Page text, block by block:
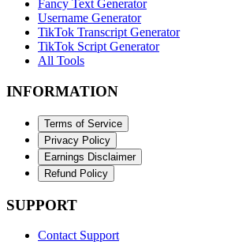
Fancy Text Generator
Username Generator
TikTok Transcript Generator
TikTok Script Generator
All Tools
INFORMATION
Terms of Service
Privacy Policy
Earnings Disclaimer
Refund Policy
SUPPORT
Contact Support